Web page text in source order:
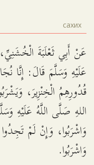
сахих
عَنْ أَبِي ثَعْلَبَةَ
عَلَيْهِ وَسَلَّمَ قَالَ: إِنَّا
قُدُورِهِمُ الْخِنْزِيرَ،
اللهِ صَلَّى اللَّهُ عَلَيْهِ
وَاشْرَبُوا، وَإِنْ لَمْ
وَاشْرَبُوا.